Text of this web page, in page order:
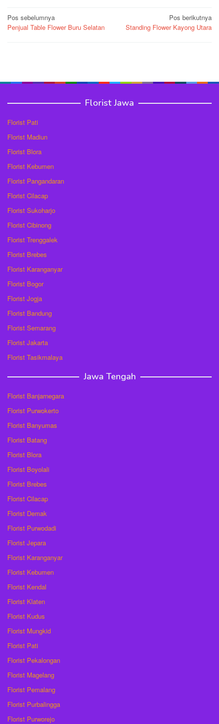
Navigasi
pos
Pos sebelumnya
Penjual Table Flower Buru Selatan
Pos berikutnya
Standing Flower Kayong Utara
Florist Jawa
Florist Pati
Florist Madiun
Florist Blora
Florist Kebumen
Florist Pangandaran
Florist Cilacap
Florist Sukoharjo
Florist Cibinong
Florist Trenggalek
Florist Brebes
Florist Karanganyar
Florist Bogor
Florist Jogja
Florist Bandung
Florist Semarang
Florist Jakarta
Florist Tasikmalaya
Jawa Tengah
Florist Banjarnegara
Florist Purwokerto
Florist Banyumas
Florist Batang
Florist Blora
Florist Boyolali
Florist Brebes
Florist Cilacap
Florist Demak
Florist Purwodadi
Florist Jepara
Florist Karanganyar
Florist Kebumen
Florist Kendal
Florist Klaten
Florist Kudus
Florist Mungkid
Florist Pati
Florist Pekalongan
Florist Magelang
Florist Pemalang
Florist Purbalingga
Florist Purworejo